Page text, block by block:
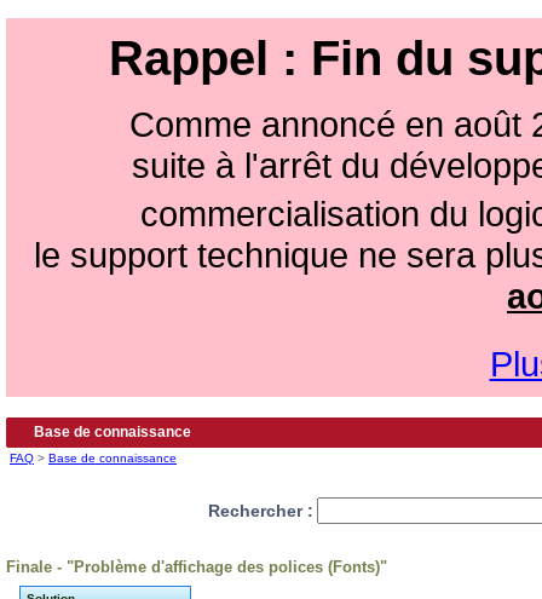
Rappel : Fin du
Comme annoncé en
suite à l'arrêt du
commercialisation du
le support technique ne sera
Base de connaissance
FAQ > Base de connaissance
Rechercher :
Finale - "Problème d'affichage des polices (Fonts)"